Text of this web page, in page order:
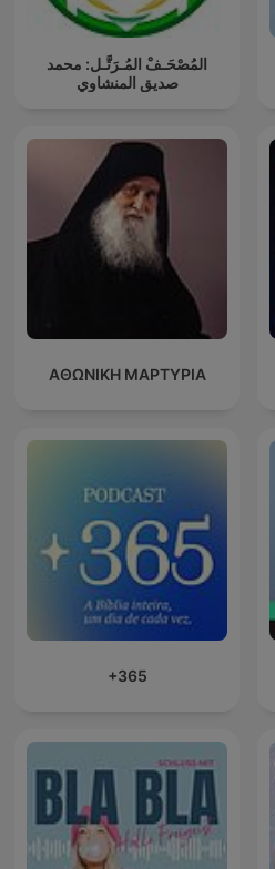
المُصْحَـفْ المُـرَتَّـل: محمد
صديق المنشاوي
ΑΘΩΝΙΚΗ ΜΑΡΤΥΡΙΑ
+365